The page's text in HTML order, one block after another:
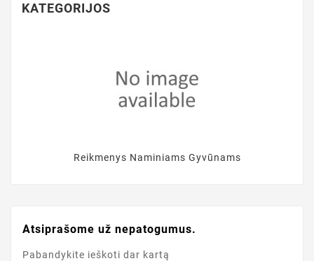
KATEGORIJOS
Reikmenys Naminiams Gyvūnams
Atsiprašome už nepatogumus.
Pabandykite ieškoti dar kartą